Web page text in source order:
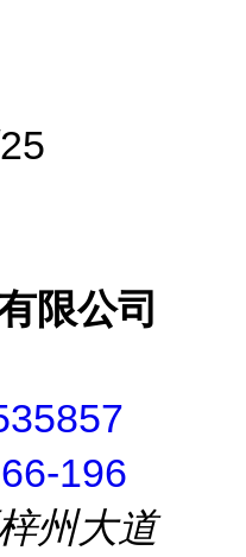
限公司
196
州大道